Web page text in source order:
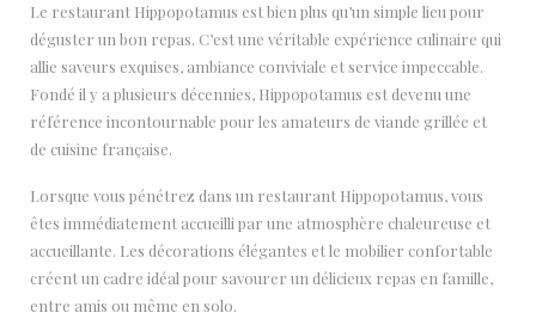
Le restaurant Hippopotamus est bien plus qu’un simple lieu pour
déguster un bon repas. C’est une véritable expérience culinaire qui
allie saveurs exquises, ambiance conviviale et service impeccable.
Fondé il y a plusieurs décennies, Hippopotamus est devenu une
référence incontournable pour les amateurs de viande grillée et
de cuisine française.
Lorsque vous pénétrez dans un restaurant Hippopotamus, vous
êtes immédiatement accueilli par une atmosphère chaleureuse et
accueillante. Les décorations élégantes et le mobilier confortable
créent un cadre idéal pour savourer un délicieux repas en famille,
entre amis ou même en solo.